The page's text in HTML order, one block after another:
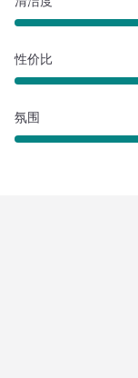
性价比
氛围